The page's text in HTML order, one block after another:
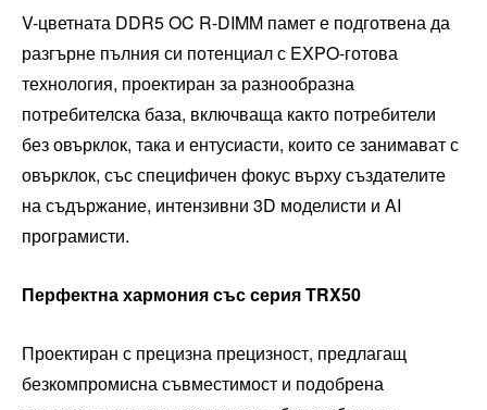
V-цветната DDR5 OC R-DIMM памет е подготвена да
разгърне пълния си потенциал с EXPO-готова
технология, проектиран за разнообразна
потребителска база, включваща както потребители
без овърклок, така и ентусиасти, които се занимават с
овърклок, със специфичен фокус върху създателите
на съдържание, интензивни 3D моделисти и AI
програмисти.
Перфектна хармония със серия TRX50
Проектиран с прецизна прецизност, предлагащ
безкомпромисна съвместимост и подобрена